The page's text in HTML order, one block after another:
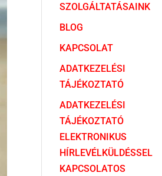
SZOLGÁLTATÁSAINK
BLOG
KAPCSOLAT
ADATKEZELÉSI
TÁJÉKOZTATÓ
ADATKEZELÉSI
TÁJÉKOZTATÓ
ELEKTRONIKUS
HÍRLEVÉLKÜLDÉSSEL
KAPCSOLATOS